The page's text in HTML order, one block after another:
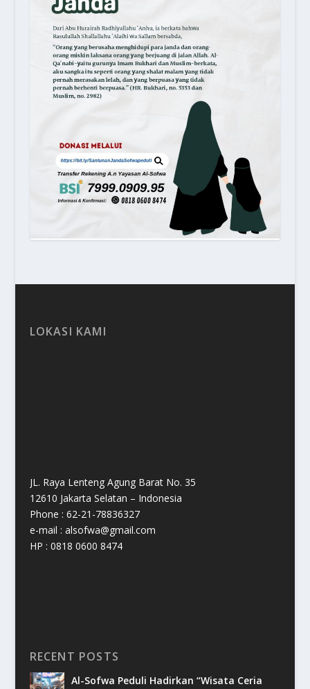
LOKASI KAMI
JL. Raya Lenteng Agung Barat No. 35
12610 Jakarta Selatan – Indonesia
Phone : 62-21-78836327
e-mail : alsofwa@gmail.com
HP : 0818 0600 8474
RECENT POSTS
Al-Sofwa Peduli Hadirkan “Wisata Ceria